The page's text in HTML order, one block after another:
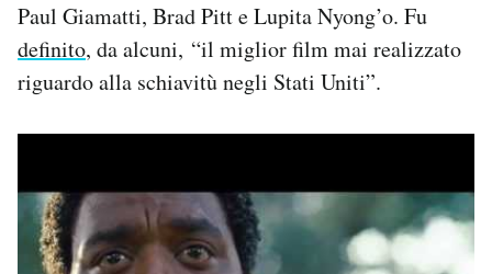
Paul Giamatti, Brad Pitt e Lupita Nyong’o. Fu
definito, da alcuni, “il miglior film mai realizzato
riguardo alla schiavitù negli Stati Uniti”.